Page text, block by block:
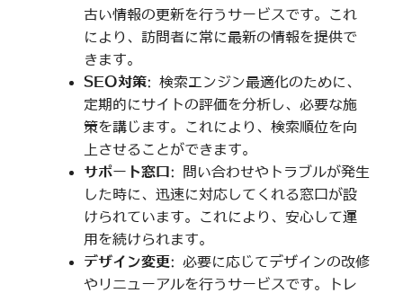
古い情報の更新を行うサービスです。これ
により、訪問者に常に最新の情報を提供で
きます。
SEO対策: 検索エンジン最適化のために、
定期的にサイトの評価を分析し、必要な施
策を講じます。これにより、検索順位を向
上させることができます。
サポート窓口 : 問い合わせやトラブルが発生
した時に、迅速に対応してくれる窓口が設
けられています。これにより、安心して運
用を続けられます。
デザイン変更: 必要に応じてデザインの改修
やリニューアルを行うサービスです。トレ